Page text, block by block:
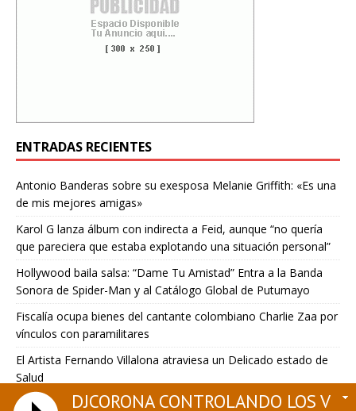
ENTRADAS RECIENTES
Antonio Banderas sobre su exesposa Melanie Griffith: «Es una
de mis mejores amigas»
Karol G lanza álbum con indirecta a Feid, aunque “no quería
que pareciera que estaba explotando una situación personal”
Hollywood baila salsa: “Dame Tu Amistad” Entra a la Banda
Sonora de Spider-Man y al Catálogo Global de Putumayo
Fiscalía ocupa bienes del cantante colombiano Charlie Zaa por
vínculos con paramilitares
El Artista Fernando Villalona atraviesa un Delicado estado de
Salud
DJCORONA CONTROLANDO LOS